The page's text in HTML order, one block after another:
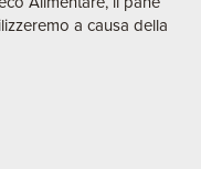
a causa della